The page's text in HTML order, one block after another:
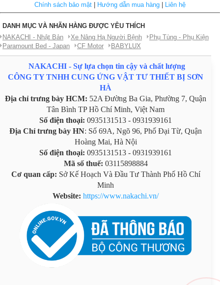
Chính sách bảo mật | Hướng dẫn mua hàng | Liên hệ
DANH MỤC VÀ NHÃN HÀNG ĐƯỢC YÊU THÍCH
NAKACHI - Nhật Bản
Xe Nâng Hạ Người Bệnh
Phụ Tùng - Phụ Kiện
Paramount Bed - Japan
CF Motor BABYLUX
NAKACHI - Sự lựa chọn tin cậy và chất lượng
CÔNG TY TNHH CUNG ỨNG VẬT TƯ THIẾT BỊ SƠN
HÀ
Địa chỉ trưng bày HCM: 52A Đường Ba Gia, Phường 7, Quận
Tân Bình TP Hồ Chí Minh, Việt Nam
Số điện thoại: 0935131513 - 0931939161
Địa Chỉ trưng bày HN: Số 69A, Ngõ 96, Phố Đại Từ, Quận
Hoàng Mai, Hà Nội
Số điện thoại: 0935131513 - 0931939161
Mã số thuế: 03115898884
Cơ quan cấp: Sở Kế Hoạch Và Đầu Tư Thành Phố Hồ Chí
Minh
Website: https://www.nakachi.vn/